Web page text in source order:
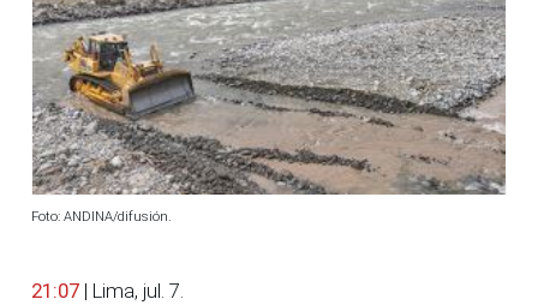
Foto: ANDINA/difusión.
21:07 | Lima, jul. 7.